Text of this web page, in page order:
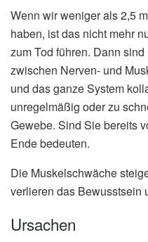
Wenn wir weniger als 2,5
haben, ist das nicht mehr
zum Tod führen. Dann
zwischen Nerven- und
und das ganze System
unregelmäßig oder zu
Gewebe. Sind Sie bereits
Ende bedeuten.
Die Muskelschwäche
verlieren das Bewusstsein
Ursachen